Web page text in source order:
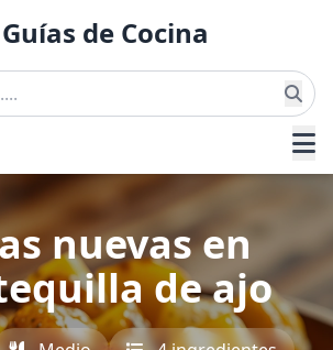
Guías de Cocina
nuevas en
de ajo